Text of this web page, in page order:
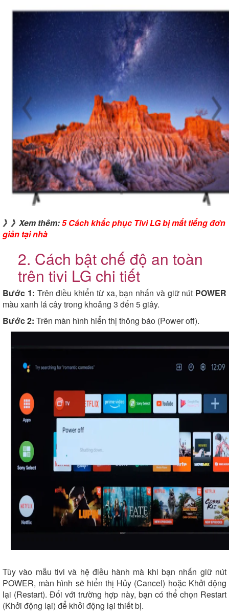
》》Xem thêm:5 Cách khắc phục Tivi LG bị mất tiếng đơn
giản tại nhà
2. Cách bật chế độ an toàn
trên tivi LG chi tiết
Bước 1: Trên điều khiển từ xa, bạn nhấn và giữ nút POWER
màu xanh lá cây trong khoảng 3 đến 5 giây.
Bước 2: Trên màn hình hiển thị thông báo (Power off).
Tùy vào mẫu tivi và hệ điều hành mà khi bạn nhấn giữ nút
POWER, màn hình sẽ hiển thị Hủy (Cancel) hoặc Khởi động
lại (Restart). Đối với trường hợp này, bạn có thể chọn Restart
(Khởi động lại) để khởi động lại thiết bị.